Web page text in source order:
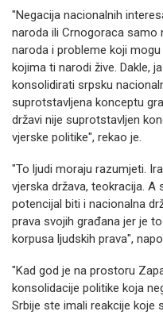
"Negacija nacionalnih
naroda ili Crnogoraca samo
naroda i probleme koji
kojima ti narodi žive. Dakle,
konsolidirati srpsku
suprotstavljena konceptu
državi nije suprotstavljen
vjerske politike", rekao je.
"To ljudi moraju razumjeti.
vjerska država, teokracija. A
potencijal biti i nacionalna
prava svojih građana jer je
korpusa ljudskih prava",
"Kad god je na prostoru
konsolidacije politike koja
Srbije ste imali reakcije koje